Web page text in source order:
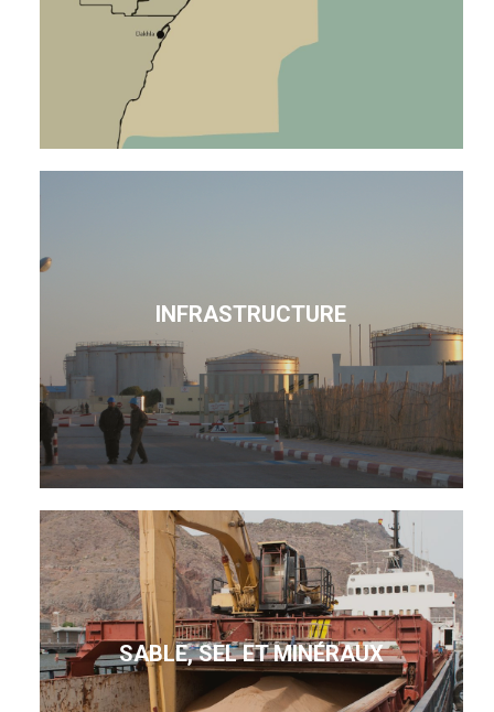
INFRASTRUCTURE
SABLE, SEL ET MINÉRAUX